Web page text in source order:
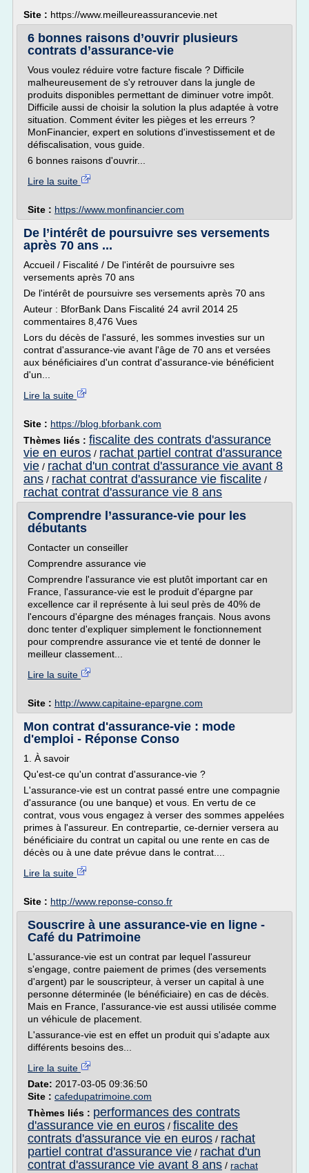
Site : https://www.meilleureassurancevie.net
6 bonnes raisons d’ouvrir plusieurs
contrats d’assurance-vie
Vous voulez réduire votre facture fiscale ? Difficile
malheureusement de s'y retrouver dans la jungle de
produits disponibles permettant de diminuer votre impôt.
Difficile aussi de choisir la solution la plus adaptée à votre
situation. Comment éviter les pièges et les erreurs ?
MonFinancier, expert en solutions d'investissement et de
défiscalisation, vous guide.
6 bonnes raisons d'ouvrir...
Lire la suite
Site : https://www.monfinancier.com
De l’intérêt de poursuivre ses versements
après 70 ans ...
Accueil / Fiscalité / De l'intérêt de poursuivre ses
versements après 70 ans
De l'intérêt de poursuivre ses versements après 70 ans
Auteur : BforBank Dans Fiscalité 24 avril 2014 25
commentaires 8,476 Vues
Lors du décès de l'assuré, les sommes investies sur un
contrat d'assurance-vie avant l'âge de 70 ans et versées
aux bénéficiaires d'un contrat d'assurance-vie bénéficient
d'un...
Lire la suite
Site : https://blog.bforbank.com
Thèmes liés : fiscalite des contrats d'assurance
vie en euros / rachat partiel contrat d'assurance
vie / rachat d'un contrat d'assurance vie avant 8
ans / rachat contrat d'assurance vie fiscalite /
rachat contrat d'assurance vie 8 ans
Comprendre l’assurance-vie pour les
débutants
Contacter un conseiller
Comprendre assurance vie
Comprendre l'assurance vie est plutôt important car en
France, l'assurance-vie est le produit d'épargne par
excellence car il représente à lui seul près de 40% de
l'encours d'épargne des ménages français. Nous avons
donc tenter d'expliquer simplement le fonctionnement
pour comprendre assurance vie et tenté de donner le
meilleur classement...
Lire la suite
Site : http://www.capitaine-epargne.com
Mon contrat d'assurance-vie : mode
d'emploi - Réponse Conso
1. À savoir
Qu'est-ce qu'un contrat d'assurance-vie ?
L'assurance-vie est un contrat passé entre une compagnie
d'assurance (ou une banque) et vous. En vertu de ce
contrat, vous vous engagez à verser des sommes appelées
primes à l'assureur. En contrepartie, ce-dernier versera au
bénéficiaire du contrat un capital ou une rente en cas de
décès ou à une date prévue dans le contrat....
Lire la suite
Site : http://www.reponse-conso.fr
Souscrire à une assurance-vie en ligne -
Café du Patrimoine
L'assurance-vie est un contrat par lequel l'assureur
s'engage, contre paiement de primes (des versements
d'argent) par le souscripteur, à verser un capital à une
personne déterminée (le bénéficiaire) en cas de décès.
Mais en France, l'assurance-vie est aussi utilisée comme
un véhicule de placement.
L'assurance-vie est en effet un produit qui s'adapte aux
différents besoins des...
Lire la suite
Date: 2017-03-05 09:36:50
Site : cafedupatrimoine.com
Thèmes liés : performances des contrats
d'assurance vie en euros / fiscalite des
contrats d'assurance vie en euros / rachat
partiel contrat d'assurance vie / rachat d'un
contrat d'assurance vie avant 8 ans / rachat